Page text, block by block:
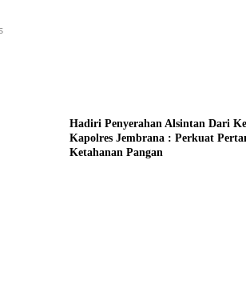
Hadiri Penyerahan Alsintan Dari
Kapolres Jembrana : Perkuat
Ketahanan Pangan